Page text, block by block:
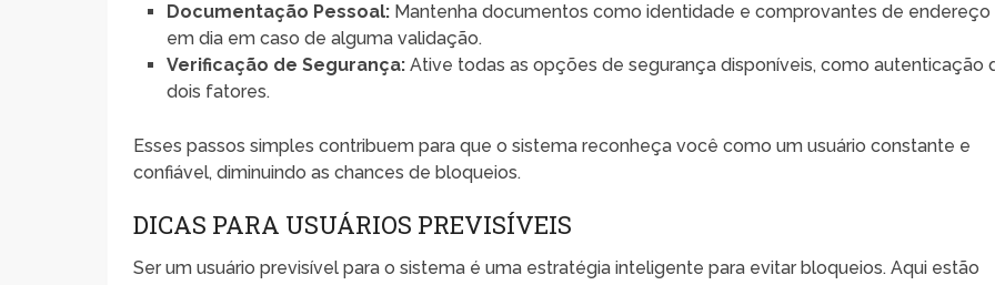
Documentação Pessoal: Mantenha documentos como identidade e comprovantes de endereço
em dia em caso de alguma validação.
Verificação de Segurança: Ative todas as opções de segurança disponíveis, como autenticação
dois fatores.
Esses passos simples contribuem para que o sistema reconheça você como um usuário constante e
confiável, diminuindo as chances de bloqueios.
DICAS PARA USUÁRIOS PREVISÍVEIS
Ser um usuário previsível para o sistema é uma estratégia inteligente para evitar bloqueios. Aqui estão